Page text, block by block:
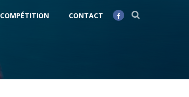
COMPÉTITION CONTACT